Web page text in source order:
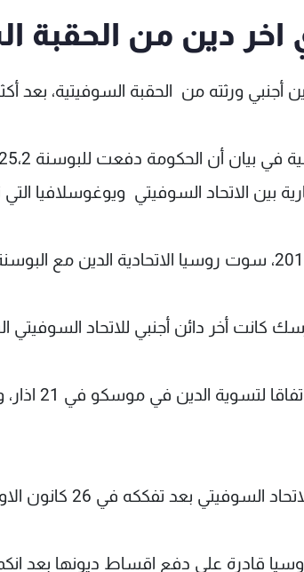
دين من الحقبة
أجنبي ورثته من الحقبة السوفيتية، بعد
بين الاتحاد السوفيتي ويوغوسلافيا
كانت أخر دائن أجنبي للاتحاد السوفيتي
في 26 كانون الاول 1991 واستقلال جمهورياته.
لم تعد روسيا قادرة على دفع اقساط